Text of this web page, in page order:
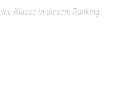
Klasse in diesem Ranking